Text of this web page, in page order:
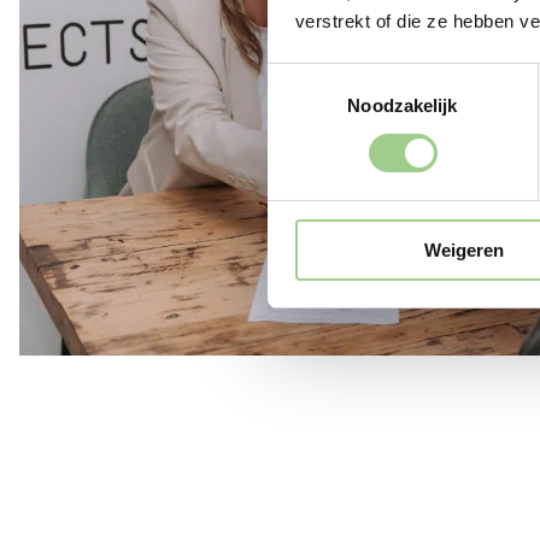
verstrekt of die ze hebben
Noodzakelijk
Weigeren